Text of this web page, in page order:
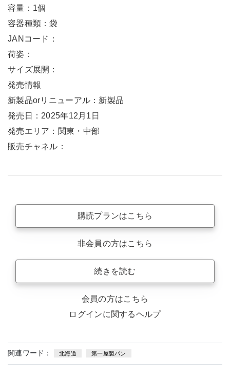
容量：1個
容器種類：袋
JANコード：
荷姿：
サイズ展開：
発売情報
新製品orリニューアル：新製品
発売日：2025年12月1日
発売エリア：関東・中部
販売チャネル：
購読プランはこちら
非会員の方はこちら
続きを読む
会員の方はこちら
ログインに関するヘルプ
関連ワード： 北海道 第一屋製パン